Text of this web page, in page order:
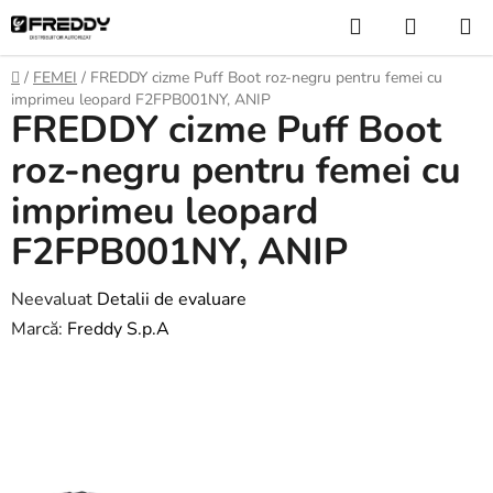
Treci
la
conținut
Căutare
DE
Acasă
/ FEMEI / FREDDY cizme Puff Boot roz-negru pentru femei cu
imprimeu leopard F2FPB001NY, ANIP
FREDDY cizme Puff Boot
roz-negru pentru femei cu
imprimeu leopard
F2FPB001NY, ANIP
Evaluarea
medie
Neevaluat Detalii de evaluare
Marcă: Freddy S.p.A